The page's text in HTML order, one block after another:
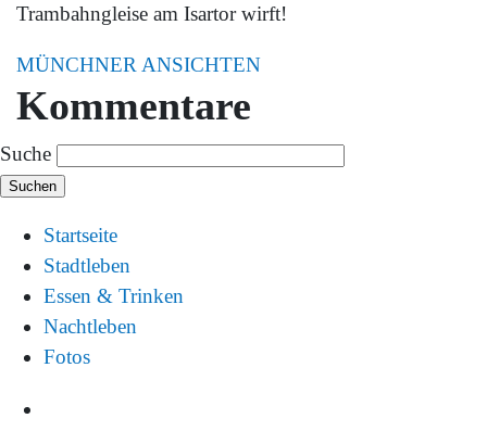
Trambahngleise am Isartor wirft!
MÜNCHNER ANSICHTEN
Kommentare
Suche
Startseite
Stadtleben
Essen & Trinken
Nachtleben
Fotos